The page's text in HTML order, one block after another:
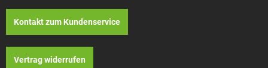
Kontakt zum Kundenservice
Vertrag widerrufen